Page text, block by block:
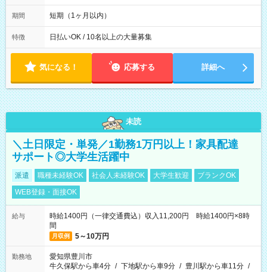
日~2026年10月23日 短期勤務OK! 期間中フル勤務できる方優遇
※週3~5日勤務(勤務日数応相談) ※期間前から勤務スタートも可
り ※夜勤シフトあり
期間 短期（1ヶ月以内）
特徴 日払いOK / 10名以上の大量募集
気になる！ 応募する 詳細へ
未読
＼土日限定・単発／1勤務1万円以上！家具配達
サポート◎大学生活躍中
派遣 職種未経験OK 社会人未経験OK 大学生歓迎
ブランクOK
WEB登録・面接OK
給与
時給1400円（一律交通費込）収入11,200円 時給1400円×8時
間
月収例 5～10万円
勤務地
愛知県豊川市
牛久保駅から車4分 / 下地駅から車9分 / 豊川駅から車11分 /